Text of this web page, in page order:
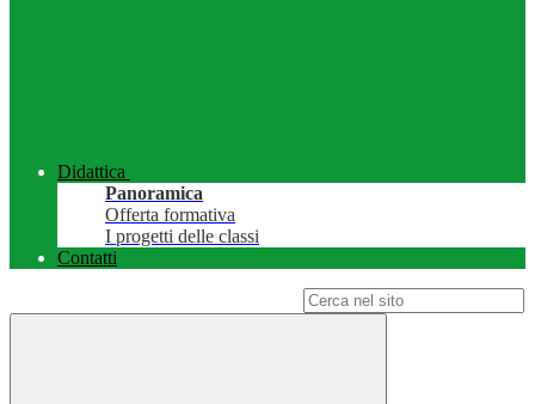
Didattica
Panoramica
Offerta formativa
I progetti delle classi
Contatti